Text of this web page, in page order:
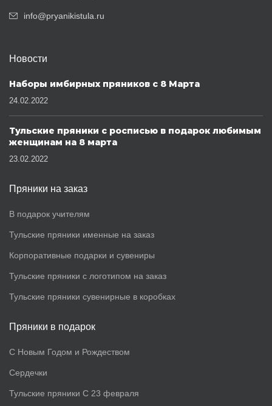
info@pryanikistula.ru
Новости
Наборы имбирных пряников с 8 Марта
24.02.2022
Тульские пряники с росписью в подарок любимым
женщинам на 8 марта
23.02.2022
Пряники на заказ
В подарок учителям
Тульские пряники именные на заказ
Корпоративные подарки и сувениры
Тульские пряники с логотипом на заказ
Тульские пряники сувенирные в коробках
Пряники в подарок
С Новым Годом и Рождеством
Сердечки
Тульские пряники С 23 февраля